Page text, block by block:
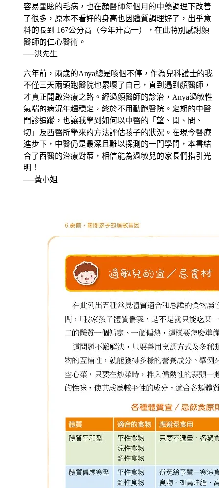
容易暈眩的毛病，也在顏醫師每個月的中藥調理下改善
了很多，原本不看好的身高也因體質調理好了，出乎意
料的長到 167公分高（今年升高一），在此特別感謝顏
醫師的仁心醫術。
──洪先生
六年前，兩歲的Anya總是咳個不停，作為兒科護士的我
不僅三天兩頭跑醫院也累壞了自己，直到遇到顏醫師，
才真正開啟治療之路。經過顏醫師的診治，Anya過敏性
氣喘的病況年趨穩定，終於不用勤跑醫院。定期的中醫
門診追蹤，也讓我學到如何以中醫的「望、聞、問、
切」及西醫所學來的方法評估孩子的狀況。在現今醫療
進步下，中醫仍是最深且難以探測的一門學問，本書結
合了西醫的治療對策，相信能為過敏兒的家長們指引光
明！
──黃小姐